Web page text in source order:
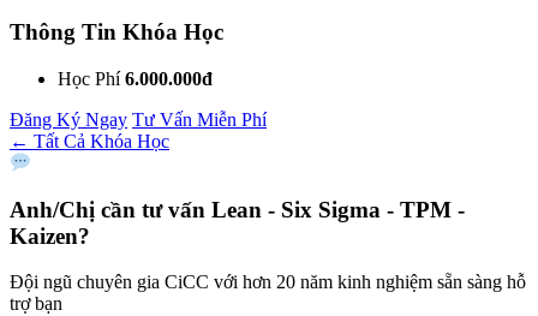
Thông Tin Khóa Học
Học Phí 6.000.000đ
Đăng Ký Ngay Tư Vấn Miễn Phí
← Tất Cả Khóa Học
Anh/Chị cần tư vấn Lean - Six Sigma - TPM -
Kaizen?
Đội ngũ chuyên gia CiCC với hơn 20 năm kinh nghiệm sẵn sàng hỗ
trợ bạn